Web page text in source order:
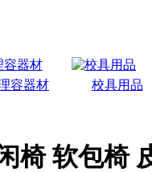
容器材 校具用品
椅 软包椅